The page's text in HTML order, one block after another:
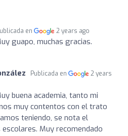
en 2 years ago
guapo, muchas gracias.
Publicada en
2 years
buena academia, tanto mi
muy contentos con el trato
teniendo, se nota el
Muy recomendado